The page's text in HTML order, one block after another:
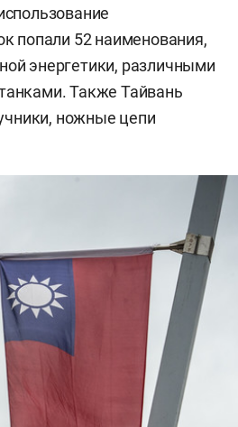
попали 52 наименования,
энергетики, различными
Также Тайвань
ножные цепи